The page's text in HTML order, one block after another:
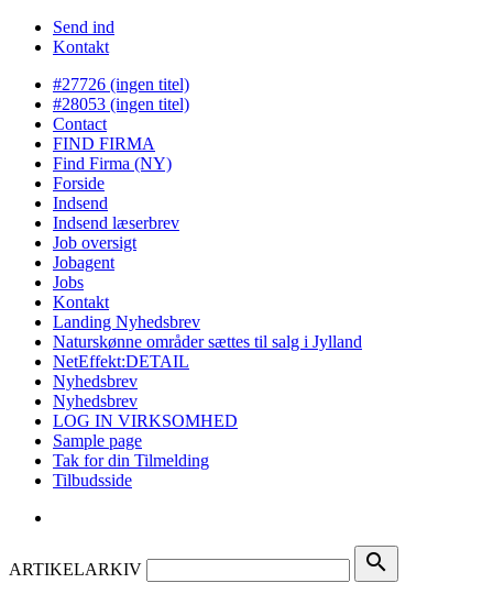
Send ind
Kontakt
#27726 (ingen titel)
#28053 (ingen titel)
Contact
FIND FIRMA
Find Firma (NY)
Forside
Indsend
Indsend læserbrev
Job oversigt
Jobagent
Jobs
Kontakt
Landing Nyhedsbrev
Naturskønne områder sættes til salg i Jylland
NetEffekt:DETAIL
Nyhedsbrev
Nyhedsbrev
LOG IN VIRKSOMHED
Sample page
Tak for din Tilmelding
Tilbudsside
ARTIKELARKIV search